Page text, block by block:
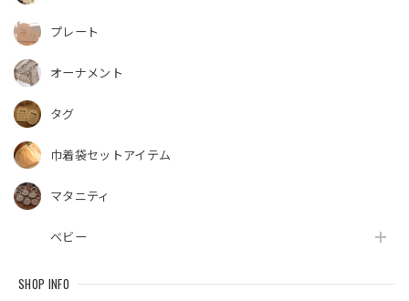
プレート
オーナメント
タグ
巾着袋セットアイテム
マタニティ
ベビー
SHOP INFO